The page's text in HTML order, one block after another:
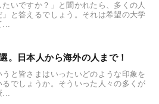
たいですか？」と聞かれたら、多くの人
」と答えるでしょう。それは希望の大学
...
。日本人から海外の人まで！
うと皆さまはいったいどのような印象を
るでしょうか。そういった人々の多くが